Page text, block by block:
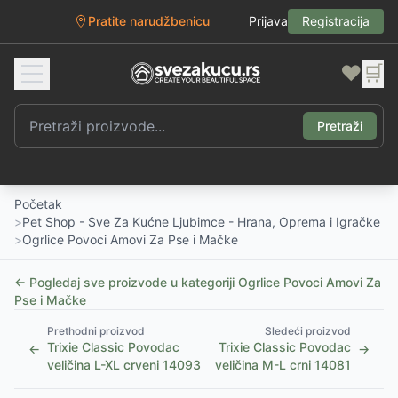
Pratite narudžbenicu Prijava Registracija
❤️ 🛒
Pretraži
Početak
>Pet Shop - Sve Za Kućne Ljubimce - Hrana, Oprema i Igračke
>Ogrlice Povoci Amovi Za Pse i Mačke
← Pogledaj sve proizvode u kategoriji Ogrlice Povoci Amovi Za
Pse i Mačke
←
Prethodni proizvod
Trixie Classic Povodac
veličina L-XL crveni 14093
Sledeći proizvod
Trixie Classic Povodac
veličina M-L crni 14081
→